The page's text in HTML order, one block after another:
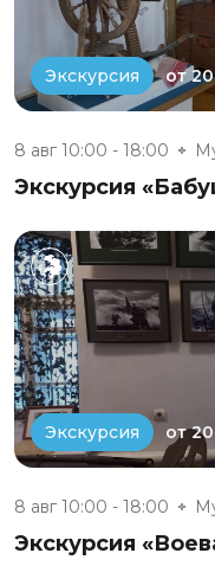
Экскурсия от
8 авг 10:00 - 18:00
Экскурсия
Экскурсия от
8 авг 10:00 - 18:00
Экскурсия